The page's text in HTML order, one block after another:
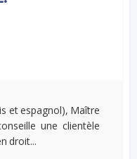
et espagnol), Maître
une clientèle
droit...